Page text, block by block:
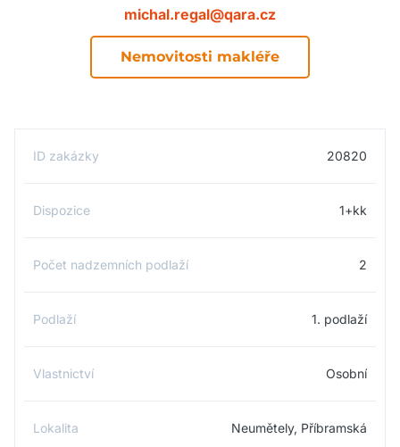
michal.regal@qara.cz
Nemovitosti makléře
ID zakázky 20820
Dispozice 1+kk
Počet nadzemních podlaží 2
Podlaží 1. podlaží
Vlastnictví Osobní
Lokalita Neumětely, Příbramská